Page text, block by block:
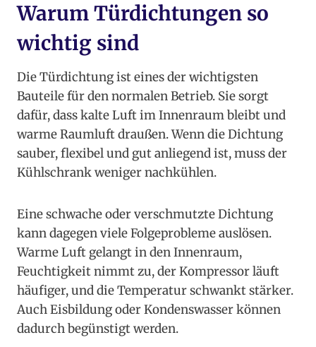
Warum Türdichtungen so
wichtig sind
Die Türdichtung ist eines der wichtigsten
Bauteile für den normalen Betrieb. Sie sorgt
dafür, dass kalte Luft im Innenraum bleibt und
warme Raumluft draußen. Wenn die Dichtung
sauber, flexibel und gut anliegend ist, muss der
Kühlschrank weniger nachkühlen.
Eine schwache oder verschmutzte Dichtung
kann dagegen viele Folgeprobleme auslösen.
Warme Luft gelangt in den Innenraum,
Feuchtigkeit nimmt zu, der Kompressor läuft
häufiger, und die Temperatur schwankt stärker.
Auch Eisbildung oder Kondenswasser können
dadurch begünstigt werden.